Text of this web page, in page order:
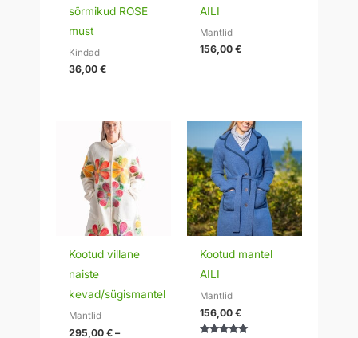
sõrmikud ROSE
must
Kindad
36,00€
AILI
Mantlid
156,00€
Kootud villane
naiste
kevad/sügismantel
Mantlid
295,00€ –
Hinnavahemik:
295,00 €
kuni
320,00 €
Kootud mantel
AILI
Mantlid
156,00€